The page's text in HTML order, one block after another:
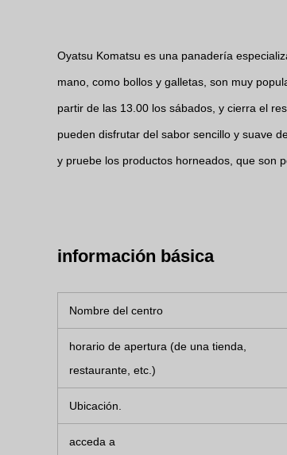
Oyatsu Komatsu es una panadería
mano, como bollos y galletas, son muy
partir de las 13.00 los sábados, y cierra el
pueden disfrutar del sabor sencillo y suave
y pruebe los productos horneados, que son
información básica
Nombre del centro
horario de apertura (de una tienda,
restaurante, etc.)
Ubicación.
acceda a